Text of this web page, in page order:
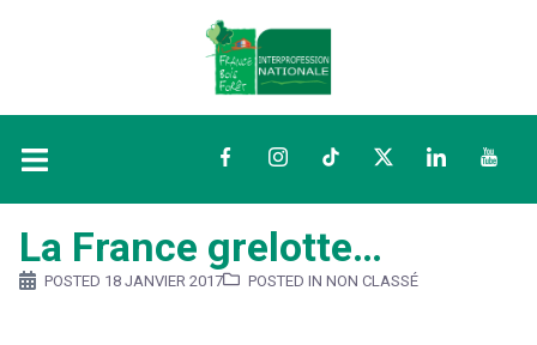
FacebookInstagramTikTokTwitterLinkedIn
La France grelotte…
POSTED 18 JANVIER 2017 POSTED IN NON CLASSÉ